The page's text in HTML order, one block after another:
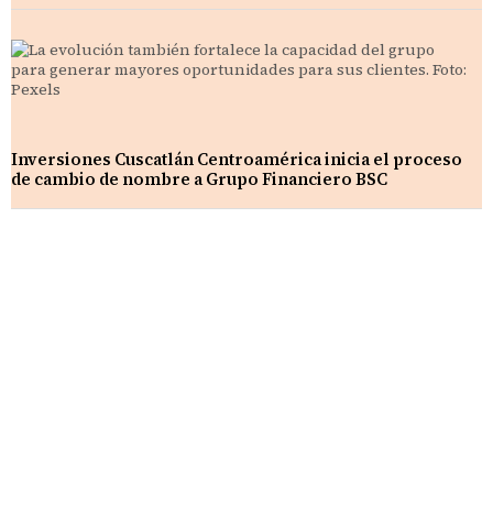
Inversiones Cuscatlán Centroamérica inicia el proceso
de cambio de nombre a Grupo Financiero BSC